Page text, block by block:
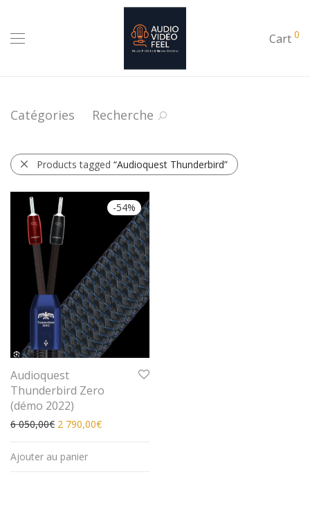
Cart 0
Catégories Recherche
Products tagged “Audioquest Thunderbird”
-54%
Audioquest
Thunderbird Zero
(démo 2022)
6 050,00€ Le prix initial était : 6 050,00€.
2 790,00€Le prix actuel est : 2 790,00€.
Ajouter au panier